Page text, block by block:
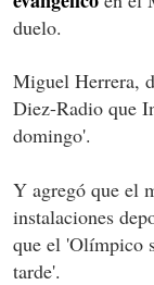
duelo.
Miguel Herrera,
Diez-Radio que
domingo'.
Y agregó que el
instalaciones
que el 'Olímpico
tarde'.